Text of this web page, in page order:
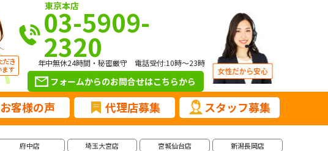
東京本店
03-5909-
2320
年中無休24時間・秘密厳守 電話受付:10時～23時
フォームからのお問合せはこちらから
お客様の声 代理店募集 スタッフ募集
府中店
埼玉大宮店
宮城仙台店
新潟長岡店